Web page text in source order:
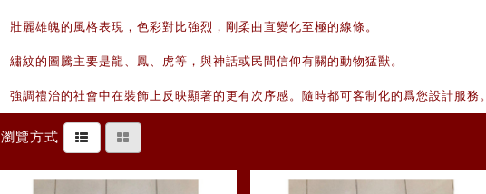
壯麗雄魄的風格表現，色彩對比強烈，剛柔曲直變化至極的線條。
繡紋的圖騰主要是龍、鳳、虎等，與神話或民間信仰有關的動物猛獸。
強調禮治的社會中在裝飾上反映顯著的更有次序感。隨時都可客制化的爲您設計服務。
瀏覽方式